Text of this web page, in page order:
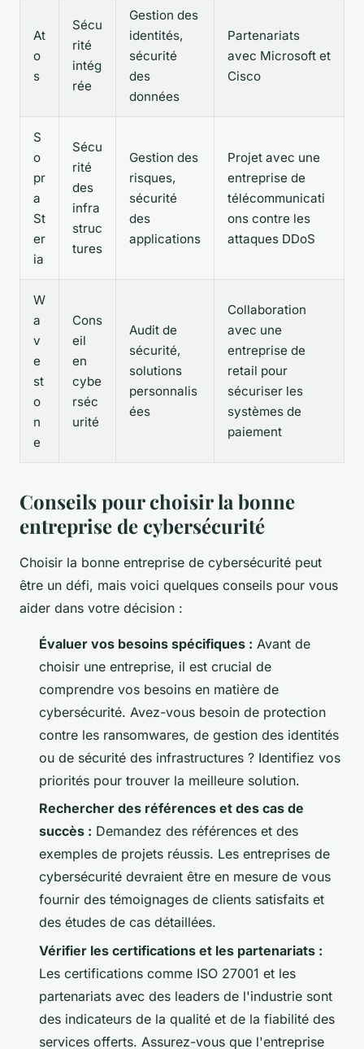
At
o
s
Sécu
rité
intég
rée
Gestion des
identités,
sécurité
des
données
Partenariats
avec Microsoft et
Cisco
S
o
pr
a
St
er
ia
Sécu
rité
des
infra
struc
tures
Gestion des
risques,
sécurité
des
applications
Projet avec une
entreprise de
télécommunicati
ons contre les
attaques DDoS
W
a
v
e
st
o
n
e
Cons
eil
en
cybe
rséc
urité
Audit de
sécurité,
solutions
personnalis
ées
Collaboration
avec une
entreprise de
retail pour
sécuriser les
systèmes de
paiement
Conseils pour choisir la bonne
entreprise de cybersécurité
Choisir la bonne entreprise de cybersécurité peut
être un défi, mais voici quelques conseils pour vous
aider dans votre décision :
Évaluer vos besoins spécifiques : Avant de
choisir une entreprise, il est crucial de
comprendre vos besoins en matière de
cybersécurité. Avez-vous besoin de protection
contre les ransomwares, de gestion des identités
ou de sécurité des infrastructures ? Identifiez vos
priorités pour trouver la meilleure solution.
Rechercher des références et des cas de
succès : Demandez des références et des
exemples de projets réussis. Les entreprises de
cybersécurité devraient être en mesure de vous
fournir des témoignages de clients satisfaits et
des études de cas détaillées.
Vérifier les certifications et les partenariats :
Les certifications comme ISO 27001 et les
partenariats avec des leaders de l'industrie sont
des indicateurs de la qualité et de la fiabilité des
services offerts. Assurez-vous que l'entreprise